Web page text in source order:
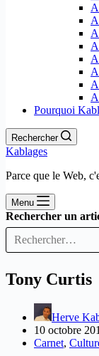
Pourquoi
Rechercher
Kablages
Parce que le Web,
Menu
Rechercher un
Tony Curtis
Herve
10 octobre
Carnet,